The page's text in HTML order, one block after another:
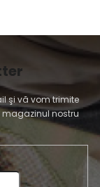
şi vă vom trimite
magazinul nostru